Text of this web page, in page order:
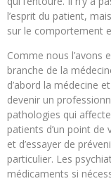
l’esprit du patient,
sur le comportement
Comme nous l’avons
branche de la
d’abord la médecine
devenir un
pathologies qui
patients d’un point de
et d’essayer de
particulier. Les
médicaments si